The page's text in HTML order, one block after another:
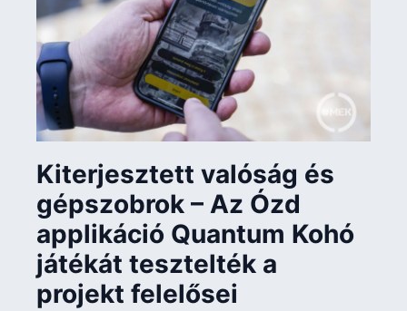
Kiterjesztett valóság és
gépszobrok – Az Ózd
applikáció Quantum Kohó
játékát tesztelték a
projekt felelősei